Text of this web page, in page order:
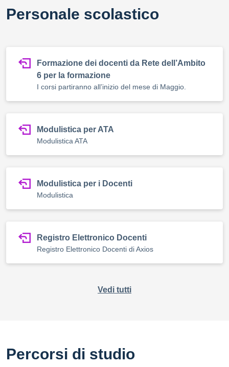
Personale scolastico
Formazione dei docenti da Rete dell’Ambito
6 per la formazione
I corsi partiranno all’inizio del mese di Maggio.
Modulistica per ATA
Modulistica ATA
Modulistica per i Docenti
Modulistica
Registro Elettronico Docenti
Registro Elettronico Docenti di Axios
Vedi tutti
Percorsi di studio